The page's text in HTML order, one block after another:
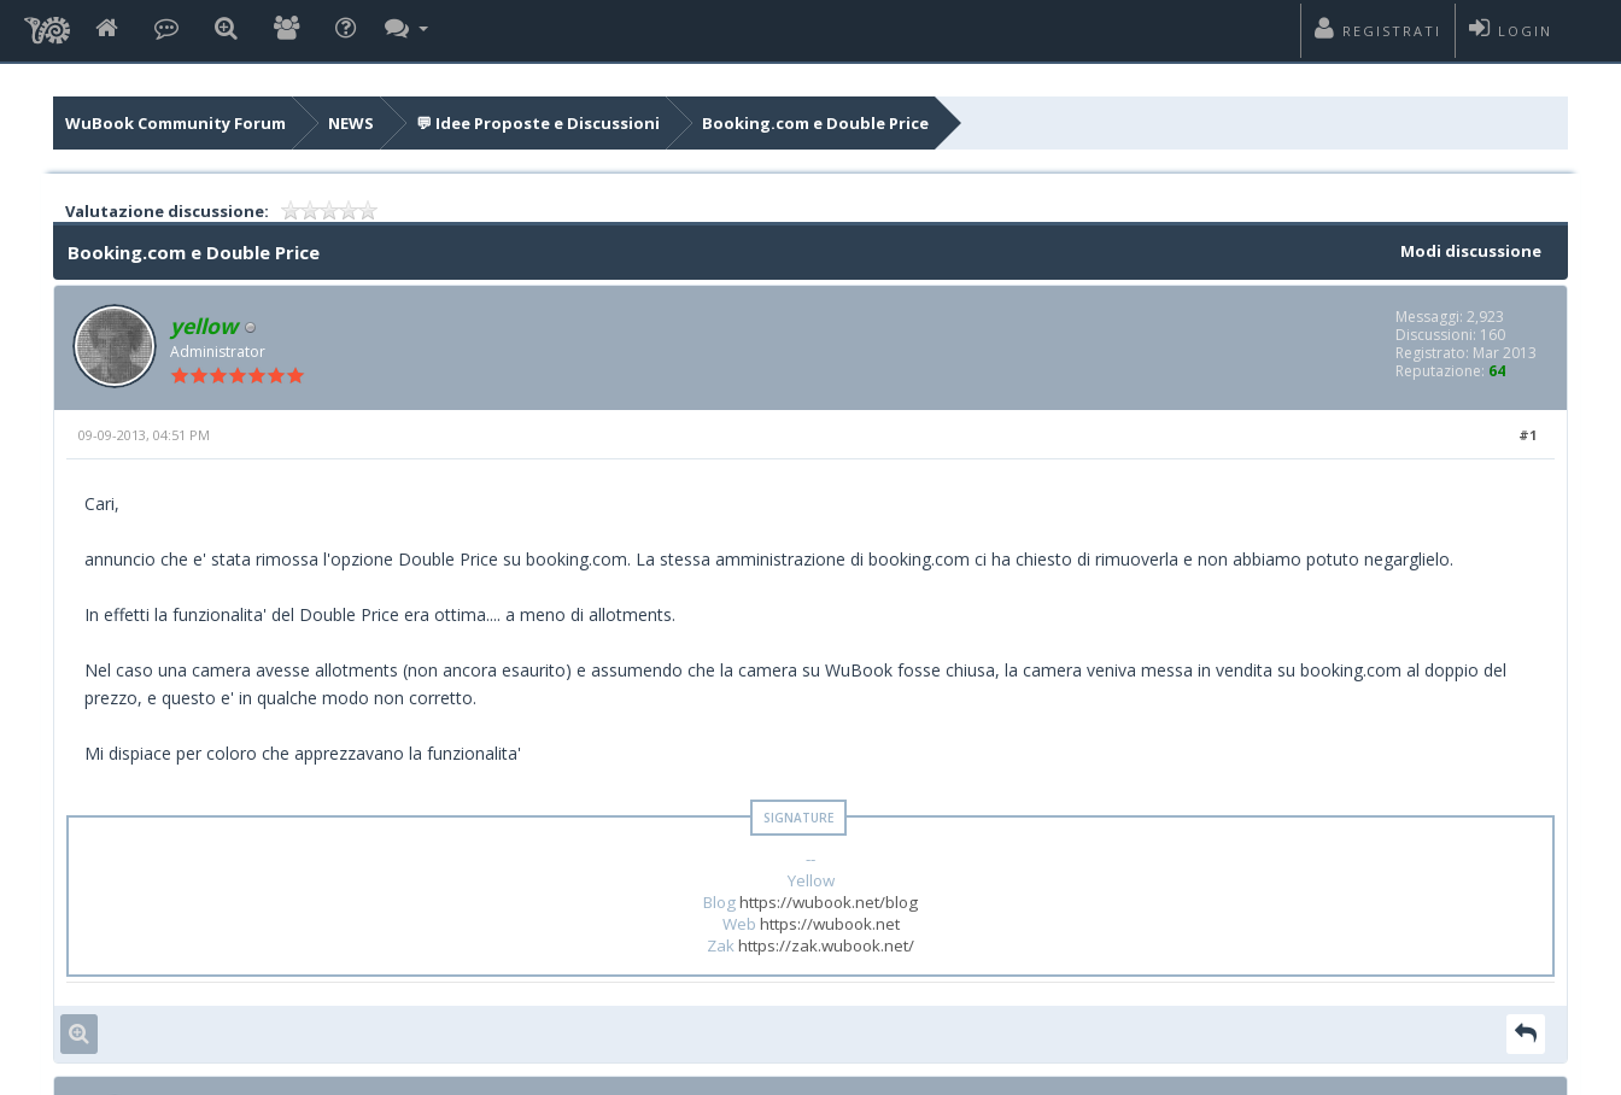
LOGIN
REGISTRATI
WuBook Community Forum NEWS 💬 Idee Proposte e Discussioni Booking.com e Double Price
Valutazione discussione:
Modi discussione
Booking.com e Double Price
yellow
Administrator
Messaggi: 2,923
Discussioni: 160
Registrato: Mar 2013
Reputazione: 64
#1
09-09-2013, 04:51 PM
Cari,
annuncio che e' stata rimossa l'opzione Double Price su booking.com. La stessa amministrazione di booking.com ci ha chiesto di rimuoverla e non abbiamo potuto negarglielo.
In effetti la funzionalita' del Double Price era ottima.... a meno di allotments.
Nel caso una camera avesse allotments (non ancora esaurito) e assumendo che la camera su WuBook fosse chiusa, la camera veniva messa in vendita su booking.com al doppio del
prezzo, e questo e' in qualche modo non corretto.
Mi dispiace per coloro che apprezzavano la funzionalita'
--
Yellow
Bloghttps://wubook.net/blog
Web https://wubook.net
Zakhttps://zak.wubook.net/